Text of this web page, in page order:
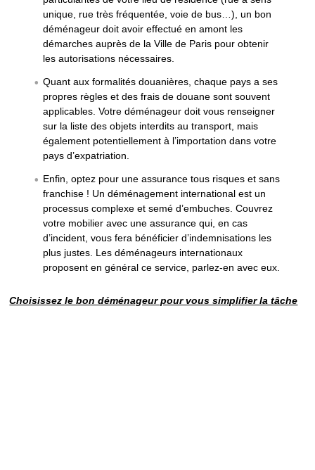
unique, rue très fréquentée, voie de bus…), un bon
déménageur doit avoir effectué en amont les
démarches auprès de la Ville de Paris pour obtenir
les autorisations nécessaires.
Quant aux formalités douanières, chaque pays a ses
propres règles et des frais de douane sont souvent
applicables. Votre déménageur doit vous renseigner
sur la liste des objets interdits au transport, mais
également potentiellement à l’importation dans votre
pays d’expatriation.
Enfin, optez pour une assurance tous risques et sans
franchise ! Un déménagement international est un
processus complexe et semé d’embuches. Couvrez
votre mobilier avec une assurance qui, en cas
d’incident, vous fera bénéficier d’indemnisations les
plus justes. Les déménageurs internationaux
proposent en général ce service, parlez-en avec eux.
Choisissez le bon déménageur pour vous simplifier la tâche